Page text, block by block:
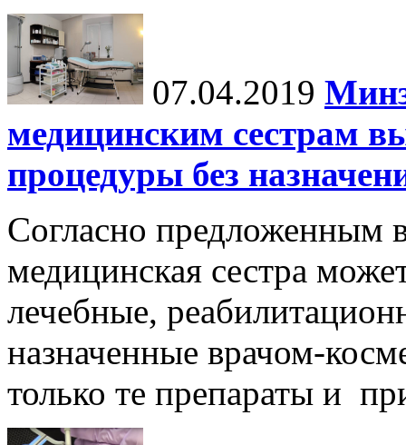
07.04.2019
медицинским сестрам
процедуры без
Согласно предложенным
медицинская сестра
лечебные,
назначенные врачом-
только те препараты и